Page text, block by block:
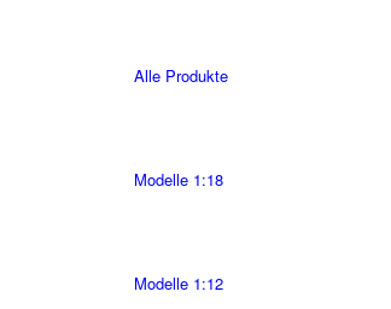
Alle Produkte
Modelle 1:18
Modelle 1:12